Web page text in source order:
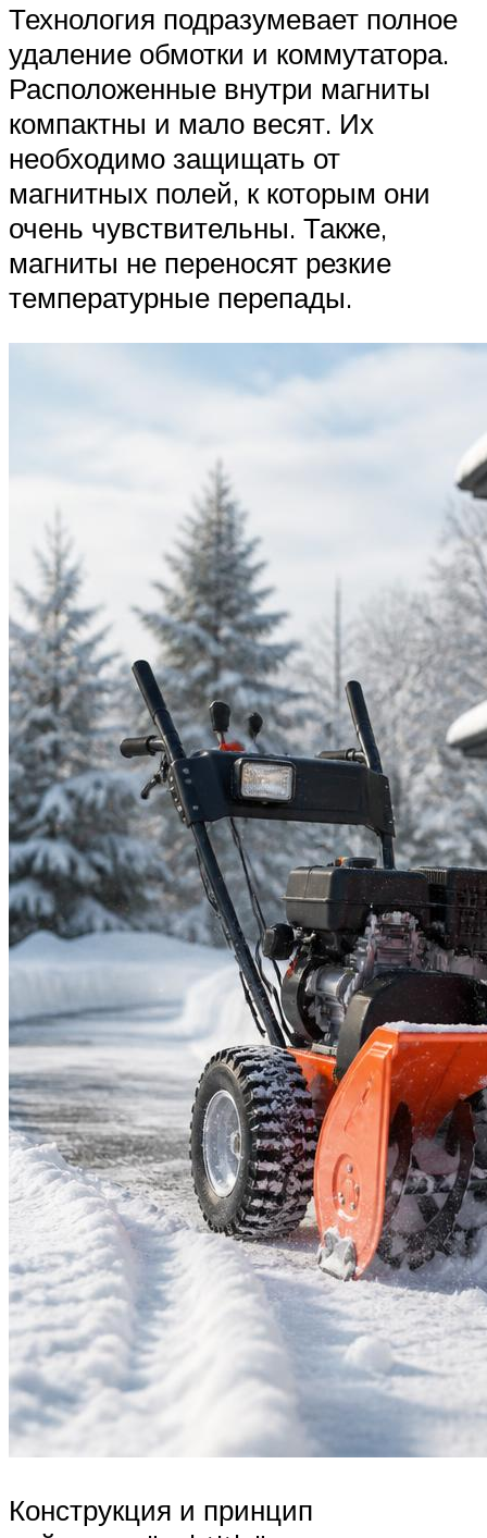
Технология подразумевает полное
удаление обмотки и коммутатора.
Расположенные внутри магниты
компактны и мало весят. Их
необходимо защищать от
магнитных полей, к которым они
очень чувствительны. Также,
магниты не переносят резкие
температурные перепады.
Конструкция и принцип